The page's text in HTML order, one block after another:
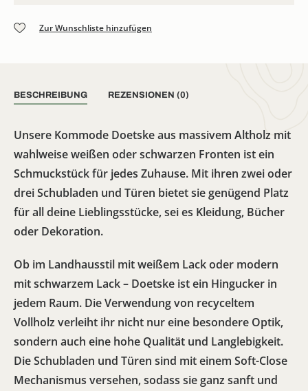
Zur Wunschliste hinzufügen
BESCHREIBUNG REZENSIONEN (0)
Unsere Kommode Doetske aus massivem Altholz mit
wahlweise weißen oder schwarzen Fronten ist ein
Schmuckstück für jedes Zuhause. Mit ihren zwei oder
drei Schubladen und Türen bietet sie genügend Platz
für all deine Lieblingsstücke, sei es Kleidung, Bücher
oder Dekoration.
Ob im Landhausstil mit weißem Lack oder modern
mit schwarzem Lack – Doetske ist ein Hingucker in
jedem Raum. Die Verwendung von recyceltem
Vollholz verleiht ihr nicht nur eine besondere Optik,
sondern auch eine hohe Qualität und Langlebigkeit.
Die Schubladen und Türen sind mit einem Soft-Close
Mechanismus versehen, sodass sie ganz sanft und